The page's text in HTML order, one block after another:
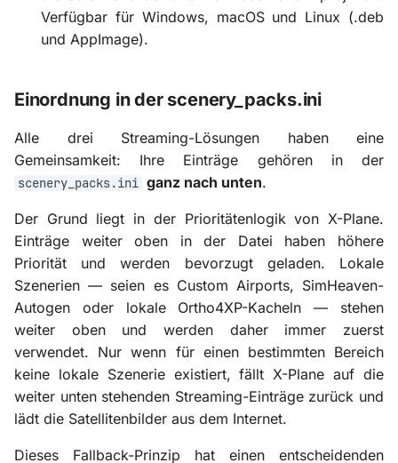
Verfügbar für Windows, macOS und Linux (.deb
und AppImage).
Einordnung in der scenery_packs.ini
Alle drei Streaming-Lösungen haben eine
Gemeinsamkeit: Ihre Einträge gehören in der
scenery_packs.ini ganz nach unten.
Der Grund liegt in der Prioritätenlogik von X-Plane.
Einträge weiter oben in der Datei haben höhere
Priorität und werden bevorzugt geladen. Lokale
Szenerien — seien es Custom Airports, SimHeaven-
Autogen oder lokale Ortho4XP-Kacheln — stehen
weiter oben und werden daher immer zuerst
verwendet. Nur wenn für einen bestimmten Bereich
keine lokale Szenerie existiert, fällt X-Plane auf die
weiter unten stehenden Streaming-Einträge zurück und
lädt die Satellitenbilder aus dem Internet.
Dieses Fallback-Prinzip hat einen entscheidenden